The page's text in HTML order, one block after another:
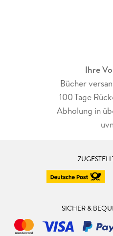
Ihre
Bücher
100 Tage
Abholung in
SICHER &